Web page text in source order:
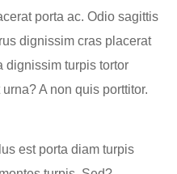
porta ac. Odio sagittis
dignissim cras placerat
dignissim turpis tortor
A non quis porttitor.
est porta diam turpis